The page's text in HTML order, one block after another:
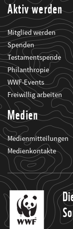
Aktiv werden
Mitglied werden
Spenden
Testamentspende
Philanthropie
WWF-Events
Freiwillig arbeiten
Medien
Medienmitteilungen
Medienkontakte